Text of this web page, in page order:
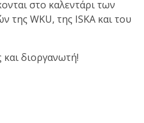
στο καλεντάρι των
WKU, της ISKA και του
και διοργανωτή!